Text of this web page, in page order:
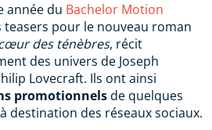
année du Bachelor Motion
teasers pour le nouveau roman
des ténèbres, récit
des univers de Joseph
Lovecraft. Ils ont ainsi
promotionnelsde quelques
destination des réseaux sociaux.